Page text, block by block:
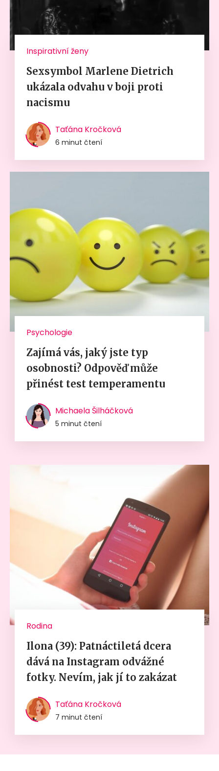
Inspirativní ženy
Sexsymbol Marlene Dietrich
ukázala odvahu v boji proti
nacismu
Taťána Kročková
6 minut čtení
Psychologie
Zajímá vás, jaký jste typ
osobnosti? Odpověď může
přinést test temperamentu
Michaela Šilháčková
5 minut čtení
Rodina
Ilona (39): Patnáctiletá dcera
dává na Instagram odvážné
fotky. Nevím, jak jí to zakázat
Taťána Kročková
7 minut čtení